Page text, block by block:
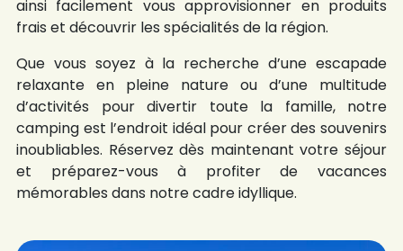
ainsi facilement vous approvisionner en produits
frais et découvrir les spécialités de la région.
Que vous soyez à la recherche d’une escapade
relaxante en pleine nature ou d’une multitude
d’activités pour divertir toute la famille, notre
camping est l’endroit idéal pour créer des souvenirs
inoubliables. Réservez dès maintenant votre séjour
et préparez-vous à profiter de vacances
mémorables dans notre cadre idyllique.